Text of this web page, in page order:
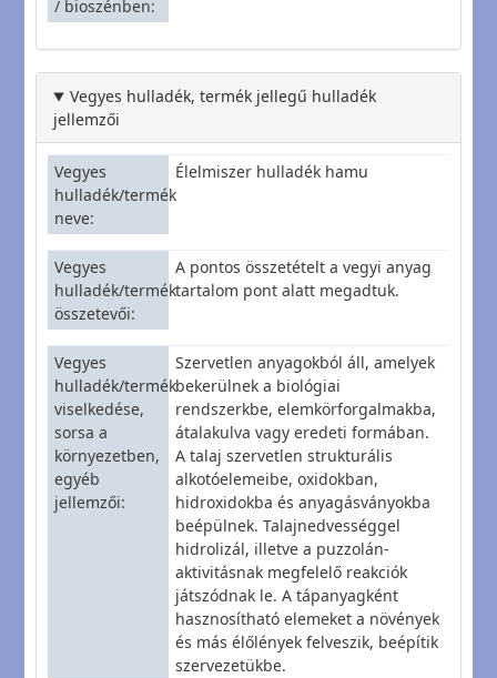
/ bioszénben
Vegyes hulladék, termék jellegű hulladék
jellemzői
Vegyes
hulladék/termék
neve
Élelmiszer hulladék hamu
Vegyes
hulladék/termék
összetevői
A pontos összetételt a vegyi anyag
tartalom pont alatt megadtuk.
Vegyes
hulladék/termék
viselkedése,
sorsa a
környezetben,
egyéb
jellemzői
Szervetlen anyagokból áll, amelyek
bekerülnek a biológiai
rendszerkbe, elemkörforgalmakba,
átalakulva vagy eredeti formában.
A talaj szervetlen strukturális
alkotóelemeibe, oxidokban,
hidroxidokba és anyagásványokba
beépülnek. Talajnedvességgel
hidrolizál, illetve a puzzolán-
aktivitásnak megfelelő reakciók
játszódnak le. A tápanyagként
hasznosítható elemeket a növények
és más élőlények felveszik, beépítik
szervezetükbe.